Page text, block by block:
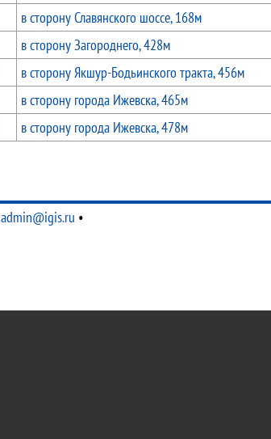
в сторону Славянского шоссе, 168м
в сторону Загороднего, 428м
в сторону Якшур-Бодьинского тракта, 456м
в сторону города Ижевска, 465м
в сторону города Ижевска, 478м
admin@igis.ru •